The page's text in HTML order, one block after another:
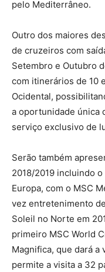
pelo Mediterrâneo.
Outro dos maiores
de cruzeiros com
Setembro e Outubro
com itinerários de 10
Ocidental,
a oportunidade única
serviço exclusivo de
Serão também
2018/2019 incluindo
Europa, com o MSC
vez entretenimento
Soleil no Norte em
primeiro MSC World
Magnifica, que dará a
permite a visita a 32